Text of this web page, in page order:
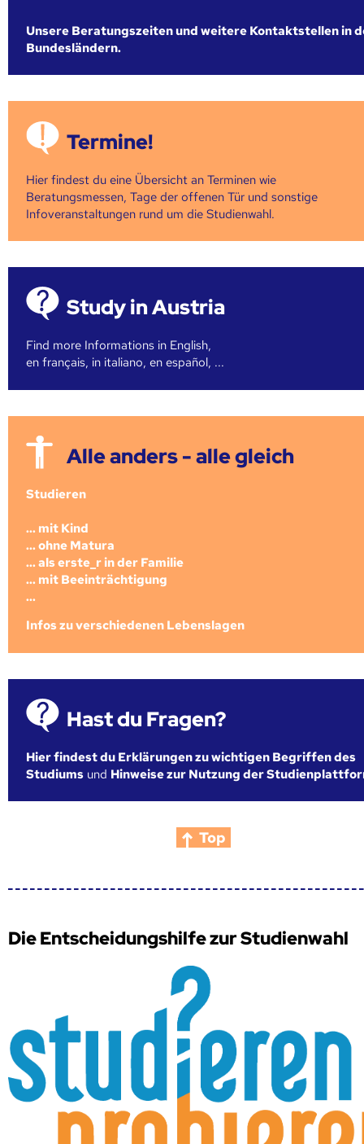
Unsere Beratungszeiten und weitere Kontaktstellen in
Bundesländern.
Termine!
Hier findest du eine Übersicht an Terminen wie
Beratungsmessen, Tage der offenen Tür und sonstige
Infoveranstaltungen rund um die Studienwahl.
Study in Austria
Find more Informations in English,
en français, in italiano, en español, ...
Alle anders - alle gleich
Studieren
... mit Kind
... ohne Matura
... als erste_r in der Familie
... mit Beeinträchtigung
...
Infos zu verschiedenen Lebenslagen
Hast du Fragen?
Hier findest du Erklärungen zu wichtigen Begriffen des
Studiums und Hinweise zur Nutzung der
Top
Die Entscheidungshilfe zur Studienwahl